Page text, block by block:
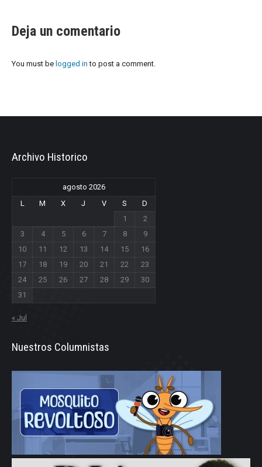
Deja un comentario
You must be logged in to post a comment.
Archivo Historico
agosto 2026
L
M X J V S
D
1
2
3
4 5 6 7 8
9
10
11 12 13 14 15
16
17
18 19 20 21 22
23
24
25 26 27 28 29
30
31
« Jul
Nuestros Columnistas